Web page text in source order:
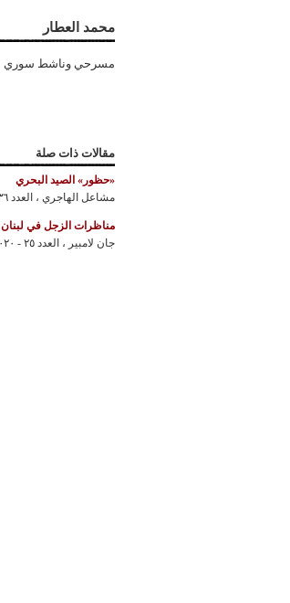
محمد العطار
مسرحي وناشط سوري
مقالات ذات صلة
«حظور» الصيد البحري
مشاعل الهاجري ، العدد ٣٦ - ٢٠٢٣
مناظرات الزجل في لبنان
جان لامبير ، العدد ٢٥ - ٢٠٢٠